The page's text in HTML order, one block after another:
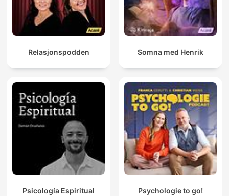
Relasjonspodden Somna med Henrik
Psicología Espiritual Psychologie to go!